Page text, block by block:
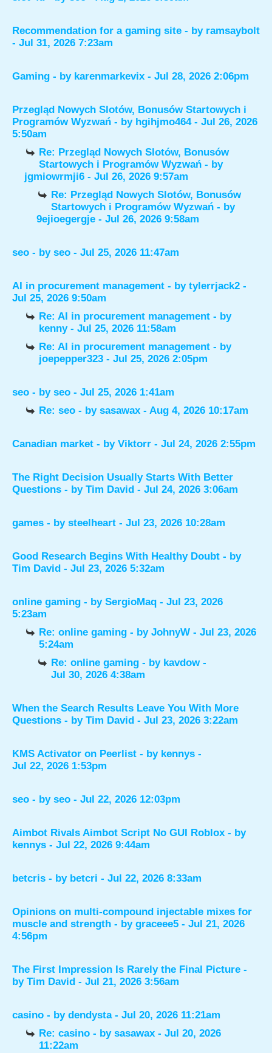
Recommendation for a gaming site - by ramsaybolt
- Jul 31, 2026 7:23am
Gaming - by karenmarkevix - Jul 28, 2026 2:06pm
Przegląd Nowych Slotów, Bonusów Startowych i
Programów Wyzwań - by hgihjmo464- Jul 26, 2026
5:50am
Re: Przegląd Nowych Slotów, Bonusów
Startowych i Programów Wyzwań - by
jgmiowrmji6 - Jul 26, 2026 9:57am
Re: Przegląd Nowych Slotów, Bonusów
Startowych i Programów Wyzwań - by
9ejioegergje - Jul 26, 2026 9:58am
seo - by seo - Jul 25, 2026 11:47am
AI in procurement management - by tylerrjack2 -
Jul 25, 2026 9:50am
Re: AI in procurement management - by
kenny- Jul 25, 2026 11:58am
Re: AI in procurement management - by
joepepper323 - Jul 25, 2026 2:05pm
seo - by seo - Jul 25, 2026 1:41am
Re: seo - bysasawax - Aug 4, 2026 10:17am
Canadian market - by Viktorr - Jul 24, 2026 2:55pm
The Right Decision Usually Starts With Better
Questions - by Tim David - Jul 24, 2026 3:06am
games - by steelheart - Jul 23, 2026 10:28am
Good Research Begins With Healthy Doubt - by
Tim David - Jul 23, 2026 5:32am
online gaming - by SergioMaq - Jul 23, 2026
5:23am
Re: online gaming - byJohnyW - Jul 23, 2026
5:24am
Re: online gaming - by kavdow-
Jul 30, 2026 4:38am
When the Search Results Leave You With More
Questions - by Tim David - Jul 23, 2026 3:22am
KMS Activator on Peerlist - by kennys -
Jul 22, 2026 1:53pm
seo - by seo - Jul 22, 2026 12:03pm
Aimbot Rivals Aimbot Script No GUI Roblox - by
kennys - Jul 22, 2026 9:44am
betcris - by betcri - Jul 22, 2026 8:33am
Opinions on multi-compound injectable mixes for
muscle and strength - by graceee5 - Jul 21, 2026
4:56pm
The First Impression Is Rarely the Final Picture -
by Tim David - Jul 21, 2026 3:56am
casino - by dendysta- Jul 20, 2026 11:21am
Re: casino - bysasawax - Jul 20, 2026
11:22am